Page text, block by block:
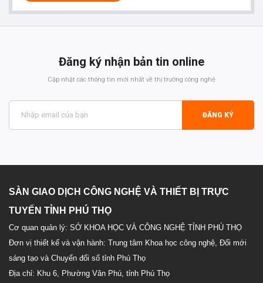
Đăng ký nhận bản tin online
Cập nhật các thông tin mới nhất về thị trường công nghệ
ĐĂNG KÝ
SÀN GIAO DỊCH CÔNG NGHỆ VÀ THIẾT BỊ TRỰC
TUYẾN TỈNH PHÚ THỌ
Cơ quan quản lý: SỞ KHOA HỌC VÀ CÔNG NGHỆ TỈNH PHÚ THỌ
Đơn vị thiết kế và vận hành: Trung tâm Khoa học công nghệ, Đổi mới
sáng tạo và Chuyển đổi số tỉnh Phú Thọ
Địa chỉ: Khu 6, Phường Vân Phú, tỉnh Phú Thọ